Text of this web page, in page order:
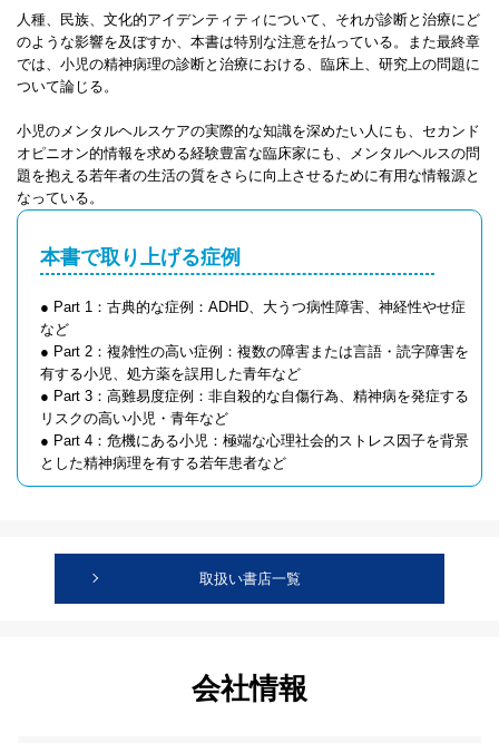
人種、民族、文化的アイデンティティについて、それが診断と治療にど
のような影響を及ぼすか、本書は特別な注意を払っている。また最終章
では、小児の精神病理の診断と治療における、臨床上、研究上の問題に
ついて論じる。
小児のメンタルヘルスケアの実際的な知識を深めたい人にも、セカンド
オピニオン的情報を求める経験豊富な臨床家にも、メンタルヘルスの問
題を抱える若年者の生活の質をさらに向上させるために有用な情報源と
なっている。
本書で取り上げる症例
● Part 1：古典的な症例：ADHD、大うつ病性障害、神経性やせ症
など
● Part 2：複雑性の高い症例：複数の障害または言語・読字障害を
有する小児、処方薬を誤用した青年など
● Part 3：高難易度症例：非自殺的な自傷行為、精神病を発症する
リスクの高い小児・青年など
● Part 4：危機にある小児：極端な心理社会的ストレス因子を背景
とした精神病理を有する若年患者など
取扱い書店一覧
会社情報